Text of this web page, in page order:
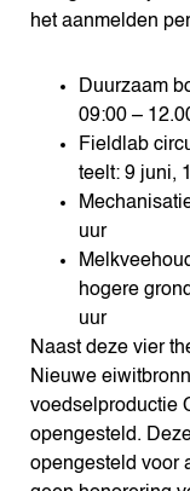
het aanmelden
Duurzaam
09:00 –
Fieldlab
teelt: 9 juni,
uur
hogere
uur
Naast deze vier
Nieuwe
voedselproductie
opengesteld.
opengesteld voor